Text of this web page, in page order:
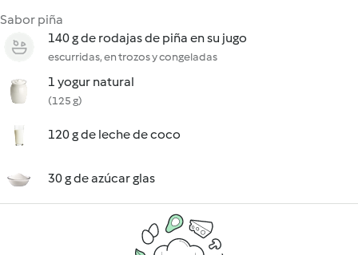
Sabor piña
140 g de rodajas de piña en su jugo
escurridas, en trozos y congeladas
1 yogur natural
(125 g)
120 g de leche de coco
30 g de azúcar glas